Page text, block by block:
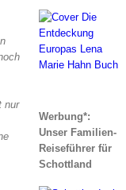
nur
Werbung*:
Unser Familien-
Reiseführer für
Schottland